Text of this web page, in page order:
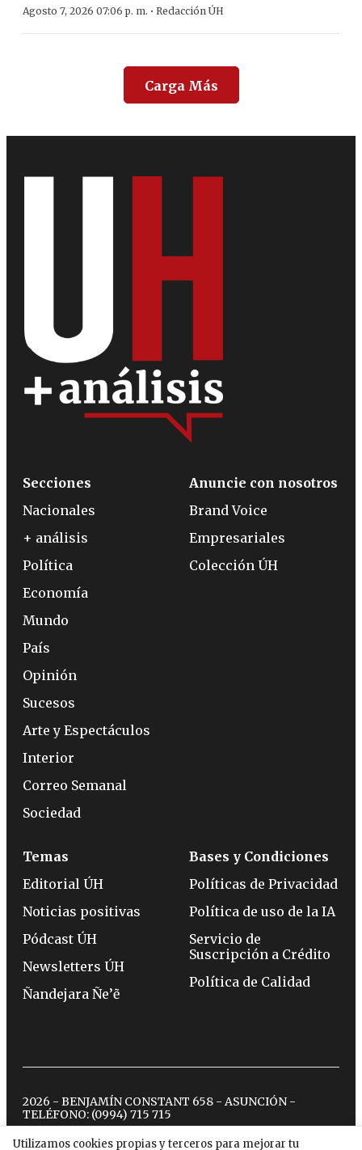
Agosto 7, 2026 07:06 p. m. · Redacción ÚH
Carga Más
Utilizamos cookies propias y terceros para mejorar tu
Secciones
Nacionales
+ análisis
Política
Economía
Mundo
País
Opinión
Sucesos
Arte y Espectáculos
Interior
Correo Semanal
Sociedad
Anuncie con nosotros
Brand Voice
Empresariales
Colección ÚH
Temas
Editorial ÚH
Noticias positivas
Pódcast ÚH
Newsletters ÚH
Ñandejara Ñe’ẽ
Bases y Condiciones
Políticas de Privacidad
Política de uso de la IA
Servicio de
Suscripción a Crédito
Política de Calidad
2026 - BENJAMÍN CONSTANT 658 - ASUNCIÓN -
TELÉFONO: (0994) 715 715